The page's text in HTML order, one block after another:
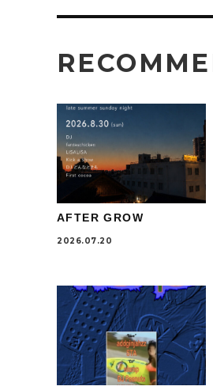
AFTER GROW
2026.07.20